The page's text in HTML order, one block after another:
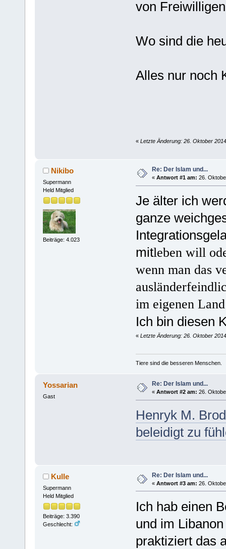
von
Wo sind die
Alles nur noch
« Letzte Änderung: 26. Oktober
Nikibo
Supermann
Held Mitglied
Beiträge: 4.023
Re: Der Islam und...
« Antwort #1 am: 26.
Je älter ich
ganze
mitleben will
wenn man das
im eigenen
Ich bin diesen
« Letzte Änderung: 26. Oktober
Tiere sind die besseren Menschen.
Yossarian
Gast
Re: Der Islam und...
« Antwort #2 am: 26.
Henryk M.
beleidigt zu
Kulle
Supermann
Held Mitglied
Beiträge: 3.390
Geschlecht:
Re: Der Islam und...
« Antwort #3 am: 26.
Ich hab einen
und im
praktiziert das